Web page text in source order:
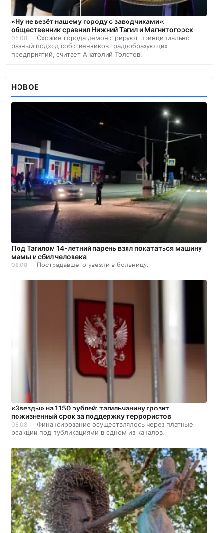
«Ну не везёт нашему городу с заводчиками»:
общественник сравнил Нижний Тагил и Магнитогорск
05.08
Схожие города демонстрируют принципиально
разный подход собственников градообразующих
предприятий, считает Анатолий Толстов.
НОВОЕ
Под Тагилом 14-летний парень взял покататься машину
мамы и сбил человека
08.08 Пострадавшего увезли в больницу.
«Звезды» на 1150 рублей: тагильчанину грозит
пожизненный срок за поддержку террористов
08.08
Финансирование осуществлялось через платные
реакции под публикациями в одном из каналов.